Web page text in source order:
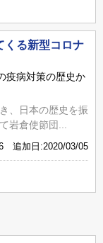
くる新型コロナ
疫病対策の歴史か
、日本の歴史を振
岩倉使節団...
追加日:2020/03/05